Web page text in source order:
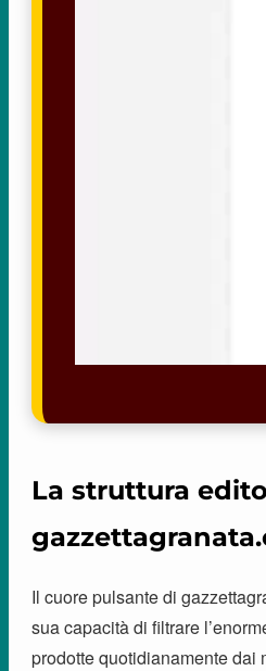
La struttura
Il cuore pulsante di
sua capacità di filtrare
prodotte quotidianamente dai